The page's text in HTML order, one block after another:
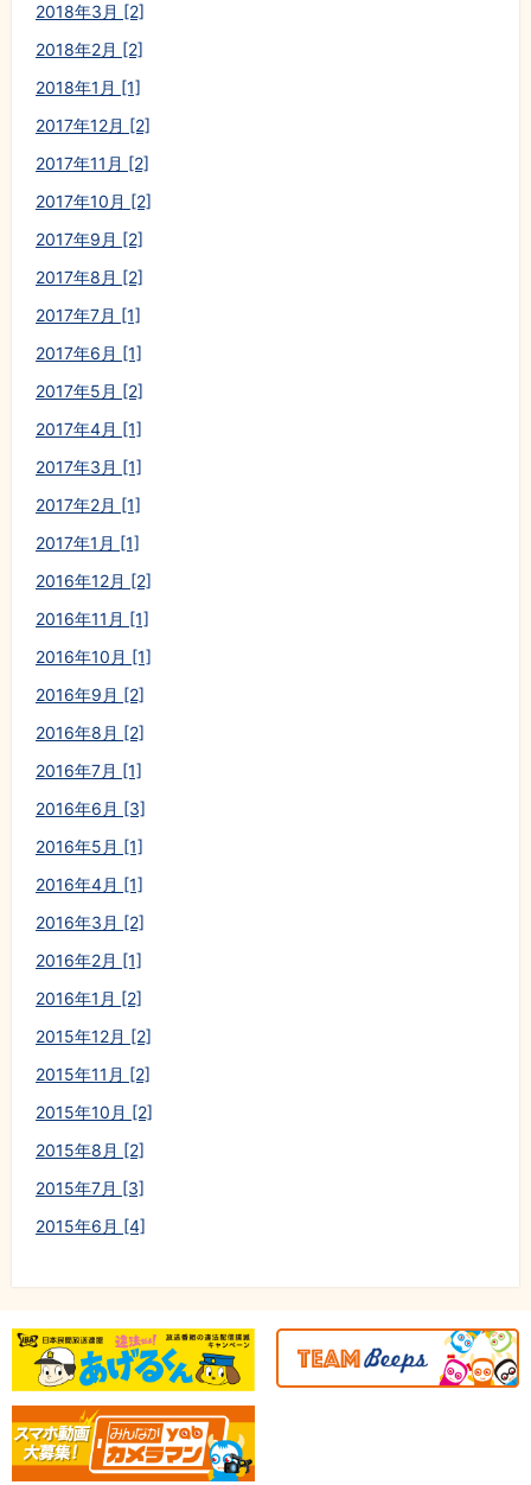
2018年3月 [2]
2018年2月 [2]
2018年1月 [1]
2017年12月 [2]
2017年11月 [2]
2017年10月 [2]
2017年9月 [2]
2017年8月 [2]
2017年7月 [1]
2017年6月 [1]
2017年5月 [2]
2017年4月 [1]
2017年3月 [1]
2017年2月 [1]
2017年1月 [1]
2016年12月 [2]
2016年11月 [1]
2016年10月 [1]
2016年9月 [2]
2016年8月 [2]
2016年7月 [1]
2016年6月 [3]
2016年5月 [1]
2016年4月 [1]
2016年3月 [2]
2016年2月 [1]
2016年1月 [2]
2015年12月 [2]
2015年11月 [2]
2015年10月 [2]
2015年8月 [2]
2015年7月 [3]
2015年6月 [4]